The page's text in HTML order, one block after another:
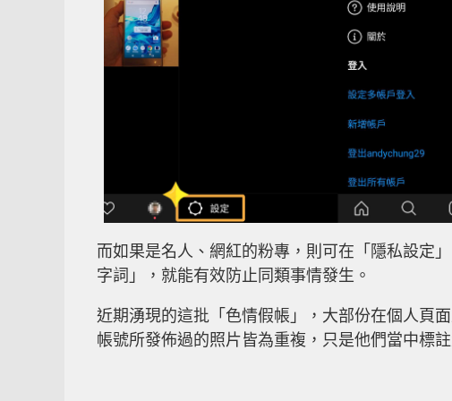
而如果是名人、網紅的粉專，則可在「隱私設定
字詞」，就能有效防止同類事情發生。
近期湧現的這批「色情假帳」，大部份在個人頁
帳號所發佈過的照片皆為重複，只是他們當中標